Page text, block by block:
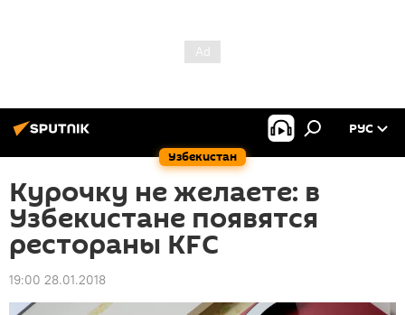
Узбекистан
РУС
Курочку не желаете: в
Узбекистане появятся
рестораны KFC
19:00 28.01.2018